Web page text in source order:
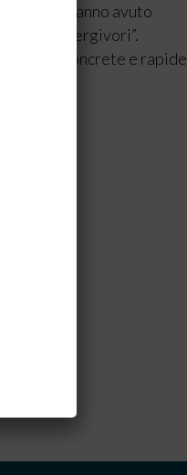
che hanno avuto
energivori”.
concrete e rapide